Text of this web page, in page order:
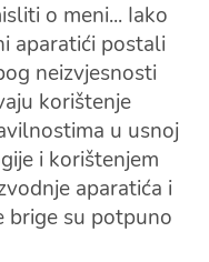
o meni... Iako
aparatići postali
neizvjesnosti
korištenje
u usnoj
i korištenjem
aparatića i
brige su potpuno